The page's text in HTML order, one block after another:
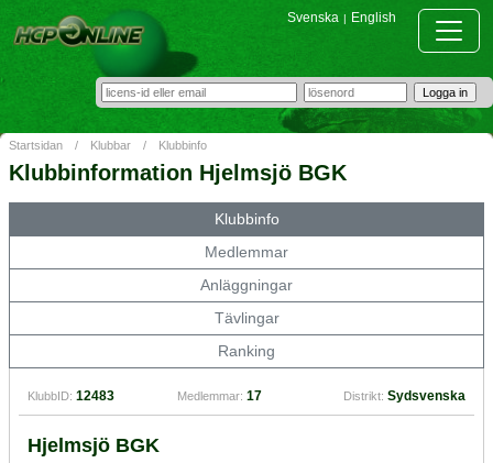
Svenska | English
Startsidan / Klubbar / Klubbinfo
Klubbinformation Hjelmsjö BGK
Klubbinfo
Medlemmar
Anläggningar
Tävlingar
Ranking
KlubbID: 12483 Medlemmar: 17 Distrikt: Sydsvenska
Hjelmsjö BGK